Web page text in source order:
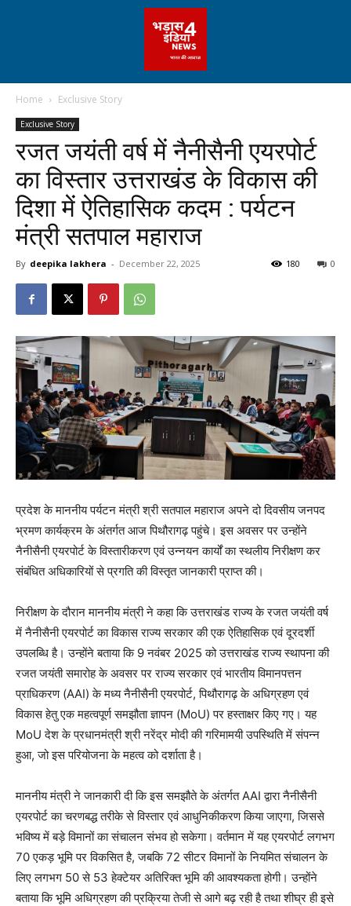
Home Exclusive Story
Exclusive Story
रजत जयंती वर्ष में नैनीसैनी एयरपोर्ट
का विस्तार उत्तराखंड के विकास की
दिशा में ऐतिहासिक कदम : पर्यटन
मंत्री सतपाल महाराज
By deepika lakhera - December 22, 2025 0
180
प्रदेश के माननीय पर्यटन मंत्री श्री सतपाल महाराज अपने दो दिवसीय जनपद
भ्रमण कार्यक्रम के अंतर्गत आज पिथौरागढ़ पहुंचे। इस अवसर पर उन्होंने
नैनीसैनी एयरपोर्ट के विस्तारीकरण एवं उन्नयन कार्यों का स्थलीय निरीक्षण कर
संबंधित अधिकारियों से प्रगति की विस्तृत जानकारी प्राप्त की।
निरीक्षण के दौरान माननीय मंत्री ने कहा कि उत्तराखंड राज्य के रजत जयंती वर्ष
में नैनीसैनी एयरपोर्ट का विकास राज्य सरकार की एक ऐतिहासिक एवं दूरदर्शी
उपलब्धि है। उन्होंने बताया कि 9 नवंबर 2025 को उत्तराखंड राज्य स्थापना की
रजत जयंती समारोह के अवसर पर राज्य सरकार एवं भारतीय विमानपत्तन
प्राधिकरण (AAI) के मध्य नैनीसैनी एयरपोर्ट, पिथौरागढ़ के अधिग्रहण एवं
विकास हेतु एक महत्वपूर्ण समझौता ज्ञापन (MoU) पर हस्ताक्षर किए गए। यह
MoU देश के प्रधानमंत्री श्री नरेंद्र मोदी की गरिमामयी उपस्थिति में संपन्न
हुआ, जो इस परियोजना के महत्व को दर्शाता है।
माननीय मंत्री ने जानकारी दी कि इस समझौते के अंतर्गत AAI द्वारा नैनीसैनी
एयरपोर्ट का चरणबद्ध तरीके से विस्तार एवं आधुनिकीकरण किया जाएगा, जिससे
भविष्य में बड़े विमानों का संचालन संभव हो सकेगा। वर्तमान में यह एयरपोर्ट लगभग
70 एकड़ भूमि पर विकसित है, जबकि 72 सीटर विमानों के नियमित संचालन के
लिए लगभग 50 से 53 हेक्टेयर अतिरिक्त भूमि की आवश्यकता होगी। उन्होंने
बताया कि भूमि अधिग्रहण की प्रक्रिया तेजी से आगे बढ़ रही है तथा शीघ्र ही इसे